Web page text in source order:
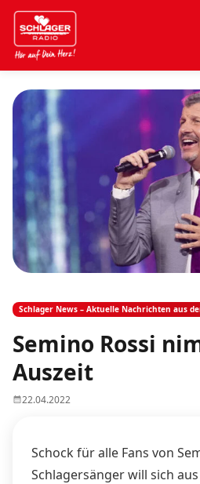
Schlager News – Aktuelle Nachrichten aus
Semino Rossi
Auszeit
22.04.2022
Schock für alle Fans von
Schlagersänger will sich aus